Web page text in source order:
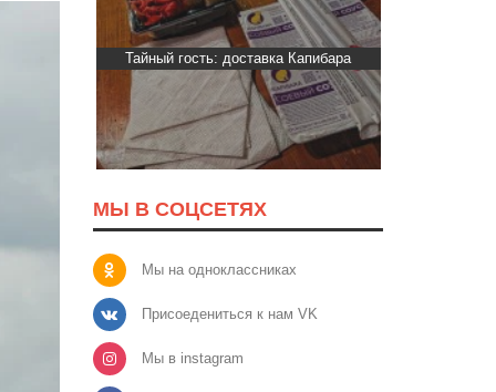
Тайный гость: Ресторан “Папараць
Кветка”
МЫ В СОЦСЕТЯХ
Мы на одноклассниках
Присоедениться к нам VK
Мы в instagram